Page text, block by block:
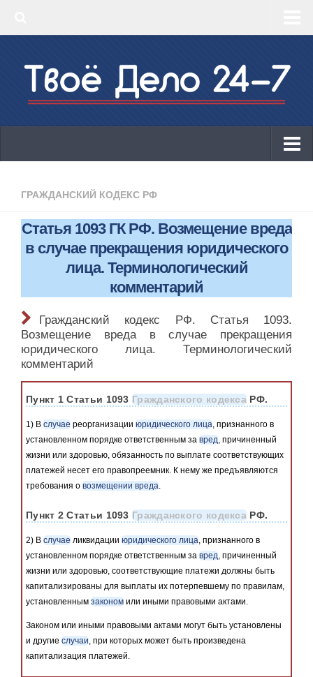
‣ КБК 2019
КБК 2019
ОКВЭД 2019
Онлайн-кассы 2019: 54-ФЗ!
ГРАЖДАНСКИЙ КОДЕКС РФ
Статья 1093 ГК РФ. Возмещение вреда
в случае прекращения юридического
лица. Терминологический
комментарий
Гражданский кодекс РФ. Статья 1093.
Возмещение вреда в случае прекращения
юридического лица. Терминологический
комментарий
Пункт 1 Статьи 1093Гражданского кодекса РФ.
1) В случае реорганизации юридического лица, признанного в
установленном порядке ответственным за вред, причиненный
жизни или здоровью, обязанность по выплате соответствующих
платежей несет его правопреемник. К нему же предъявляются
требования о возмещении вреда.
Пункт 2 Статьи 1093Гражданского кодекса РФ.
2) В случае ликвидации юридического лица, признанного в
установленном порядке ответственным за вред, причиненный
жизни или здоровью, соответствующие платежи должны быть
капитализированы для выплаты их потерпевшему по правилам,
установленным законом или иными правовыми актами.
Законом или иными правовыми актами могут быть установлены
и другие случаи, при которых может быть произведена
капитализация платежей.